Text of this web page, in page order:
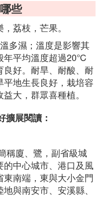
些
荔枝，芒果。
多濕；溫度是影響其
年平均溫度超過20℃
好。耐旱、耐酸、耐
地生長良好，栽培容
大，群眾喜種植。
擴展閱讀：
稱廈、鷺，副省級城
中心城市、港口及風
南端，東與大小金門
與南安市、安溪縣、